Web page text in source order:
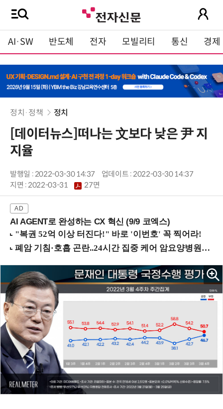
AI·SW 반도체 전자 모빌리티 통신 경제
정치·정책 정치
[데이터뉴스]떠나는 文보다 낮은 尹 지
지율
발행일 : 2022-03-30 14:37
업데이트 : 2022-03-30 14:37
지면 :2022-03-31 27면
AI AGENT로 완성하는 CX 혁신 (9/9 코엑스)